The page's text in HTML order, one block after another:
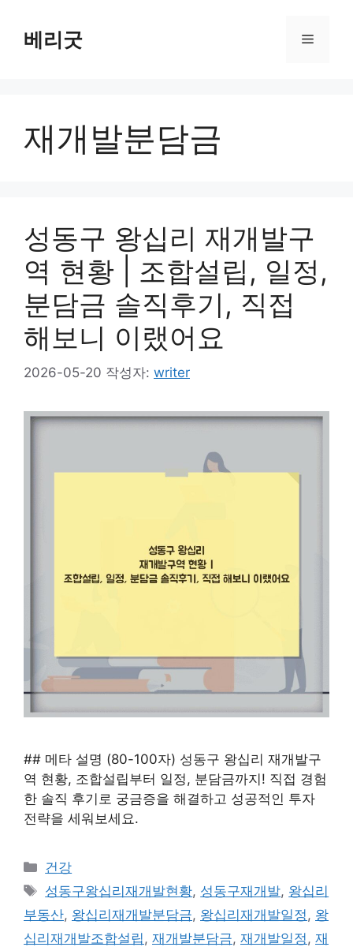
베리굿 메
재개발분담금
성동구 왕십리 재개발구
역 현황 | 조합설립, 일정,
분담금 솔직후기, 직접
해보니 이랬어요
2026-05-20 작성자: writer
## 메타 설명 (80-100자) 성동구 왕십리 재개발구
역 현황, 조합설립부터 일정, 분담금까지! 직접 경험
한 솔직 후기로 궁금증을 해결하고 성공적인 투자
전략을 세워보세요.
카
테
고
리
건강
태
그
성동구왕십리재개발현황, 성동구재개발, 왕십리
부동산, 왕십리재개발분담금, 왕십리재개발일정 , 왕
십리재개발조합설립 , 재개발분담금, 재개발일정 , 재